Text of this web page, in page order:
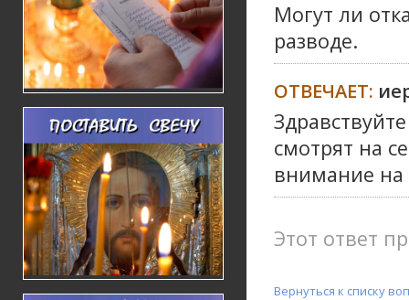
Могут ли
разводе.
ОТВЕЧАЕТ:
смотрят на
внимание на
Этот ответ
Вернуться к списку